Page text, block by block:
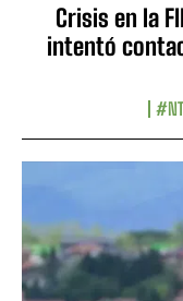
Crisis en la
intentó